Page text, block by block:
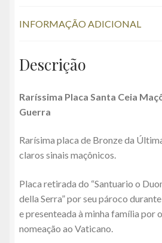
o
p
INFORMAÇÃO ADICIONAL
Descrição
Raríssima Placa Santa Ceia
Guerra
Rarísima placa de Bronze da
claros sinais maçônicos.
Placa retirada do “Santuario o
della Serra” por seu pároco
e presenteada à minha família por
nomeação ao Vaticano.